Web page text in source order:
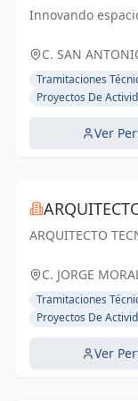
Innovando
C. SAN
Tramitaciones
Proyectos De
Ver
ARQUITECTO
ingeniería y
C. JORGE
Tramitaciones
Proyectos De
Ver